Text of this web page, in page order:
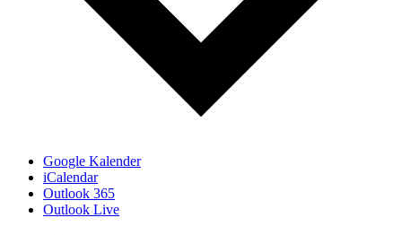
Google Kalender
iCalendar
Outlook 365
Outlook Live